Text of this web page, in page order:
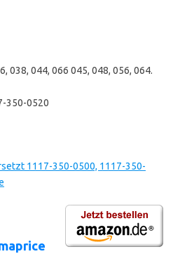
038, 044, 066 045, 048, 056, 064.
350-0520
1117-350-0500, 1117-350-